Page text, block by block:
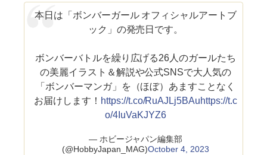
本日は「ボンバーガール オフィシャルアートブ
ック」の発売日です。
ボンバーバトルを繰り広げる26人のガールたち
の美麗イラスト＆解説や公式SNSで大人気の
「ボンバーマンガ」を（ほぼ）あますことなく
お届けします！ https://t.co/RuAJLj5BAuhttps://t.c
o/4IuVaKJYZ6
— ホビージャパン編集部
(@HobbyJapan_MAG)October 4, 2023